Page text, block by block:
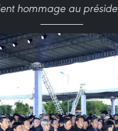
hommage au